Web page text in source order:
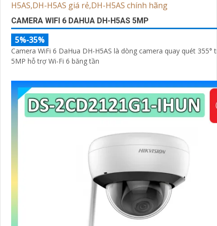
CAMERA WIFI 6 DAHUA DH-H5AS 5MP
5%-35%
Camera WiFi 6 DaHua DH-H5AS là dòng camera quay quét 355°
5MP hỗ trợ Wi-Fi 6 băng tần